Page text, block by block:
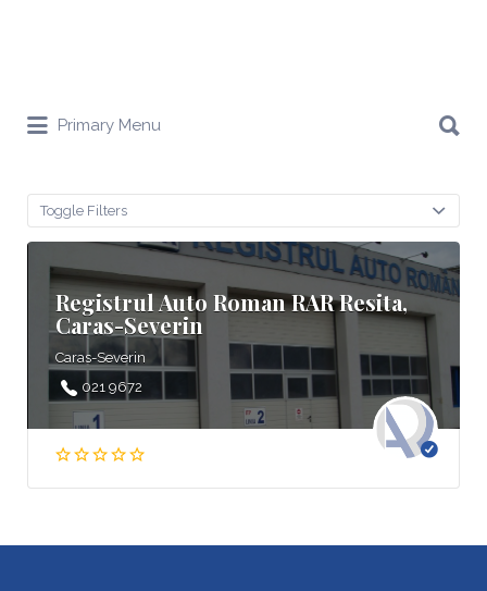
Primary Menu
for:
Toggle Filters
Registrul Auto Roman RAR Resita,
Caras-Severin
Caras-Severin
021 9672